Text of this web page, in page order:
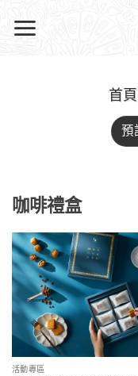
首頁
咖啡禮盒
活動專區